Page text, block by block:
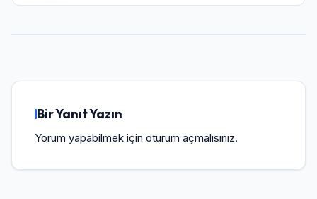
Bir Yanıt Yazın
Yorum yapabilmek için oturum açmalısınız.